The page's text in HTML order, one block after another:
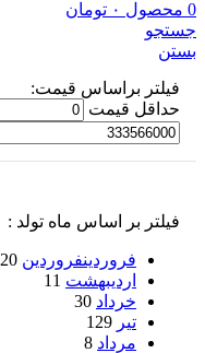
0 محصول ۰ تومان
جستجو
بستن
فیلتر براساس قیمت:
حداقل قیمت
فیلتر بر اساس ماه تولد :
فروردینفروردین 20
اردیبهشت 11
خرداد 30
تیر 129
مرداد 8